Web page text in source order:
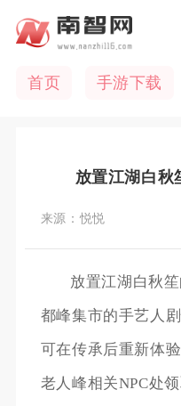
首页 手游下载
放置江湖白秋
来源：悦悦
放置江湖白秋
都峰集市的手艺人
可在传承后重新体
老人峰相关NPC处